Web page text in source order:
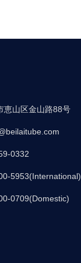
恵山区金山路88号
0332
5953(International)
0709(Domestic)